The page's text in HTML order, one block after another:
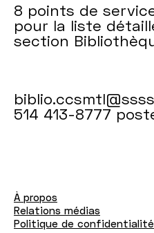
8 points de
pour la liste
section
514 413-8777
À propos
Relations médias
Politique de confidentialité